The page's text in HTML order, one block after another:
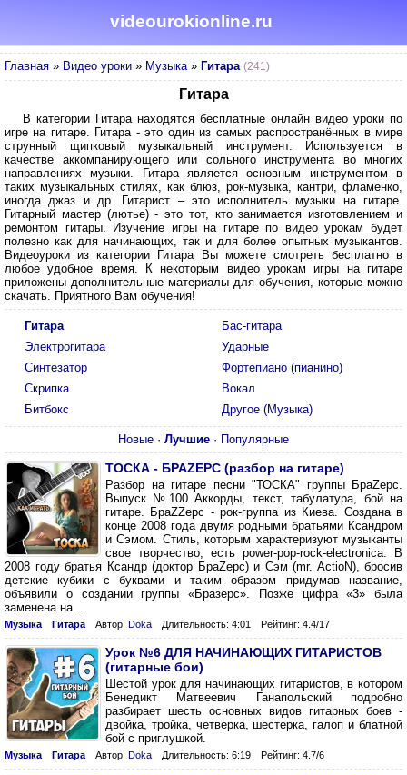
videourokionline.ru
Главная » Видео уроки » Музыка» Гитара (241)
Гитара
В категории Гитара находятся бесплатные онлайн видео уроки по
игре на гитаре. Гитара - это один из самых распространённых в мире
струнный щипковый музыкальный инструмент. Используется в
качестве аккомпанирующего или сольного инструмента во многих
направлениях музыки. Гитара является основным инструментом в
таких музыкальных стилях, как блюз, рок-музыка, кантри, фламенко,
иногда джаз и др. Гитарист – это исполнитель музыки на гитаре.
Гитарный мастер (лютье) - это тот, кто занимается изготовлением и
ремонтом гитары. Изучение игры на гитаре по видео урокам будет
полезно как для начинающих, так и для более опытных музыкантов.
Видеоуроки из категории Гитара Вы можете смотреть бесплатно в
любое удобное время. К некоторым видео урокам игры на гитаре
приложены дополнительные материалы для обучения, которые можно
скачать. Приятного Вам обучения!
Гитара
Бас-гитара
Электрогитара
Ударные
Синтезатор
Фортепиано (пианино)
Скрипка
Вокал
Битбокс
Другое (Музыка)
Новые · Лучшие · Популярные
ТОСКА - БРАZЕРС (разбор на гитаре)
Разбор на гитаре песни "ТОСКА" группы БраZерс.
Выпуск №100 Аккорды, текст, табулатура, бой на
гитаре. БраZZерс - рок-группа из Киева. Создана в
конце 2008 года двумя родными братьями Ксандром
и Сэмом. Стиль, которым характеризуют музыканты
свое творчество, есть power-pop-rock-electronica. В
2008 году братья Ксандр (доктор БраZерс) и Сэм (mr. ActioN), бросив
детские кубики с буквами и таким образом придумав название,
объявили о создании группы «Бразерс». Позже цифра «3» была
заменена на...
Музыка Гитара Автор: Doka Длительность: 4:01 Рейтинг: 4.4/17
Урок №6 ДЛЯ НАЧИНАЮЩИХ ГИТАРИСТОВ
(гитарные бои)
Шестой урок для начинающих гитаристов, в котором
Бенедикт Матвеевич Ганапольский подробно
разбирает шесть основных видов гитарных боев -
двойка, тройка, четверка, шестерка, галоп и блатной
бой с приглушкой.
Музыка Гитара Автор: Doka Длительность: 6:19 Рейтинг: 4.7/6